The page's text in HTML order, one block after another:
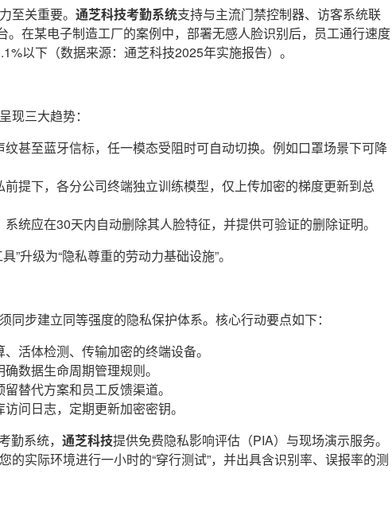
至关重要。通芝科技考勤系统支持与主流门禁控制器、访客系统联
。在某电子制造工厂的案例中，部署无感人脸识别后，员工通行速度
以下（数据来源：通芝科技2025年实施报告）。
现三大趋势：
纹甚至蓝牙信标，任一模态受阻时可自动切换。例如口罩场景下可降
前提下，各分公司终端独立训练模型，仅上传加密的梯度更新到总
系统应在30天内自动删除其人脸特征，并提供可验证的删除证明。
”升级为“隐私尊重的劳动力基础设施”。
步建立同等强度的隐私保护体系。核心行动要点如下：
活体检测、传输加密的终端设备。
数据生命周期管理规则。
替代方案和员工反馈渠道。
问日志，定期更新加密密钥。
勤系统，通芝科技提供免费隐私影响评估（PIA）与现场演示服务。
的实际环境进行一小时的“穿行测试”，并出具含识别率、误报率的测